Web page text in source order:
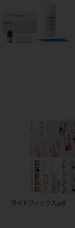
ライトフィックス.pdf